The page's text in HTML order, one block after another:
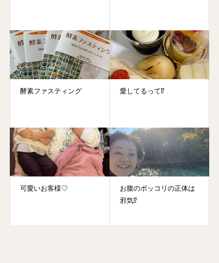
酵素ファスティング 愛してるって⁉️
可愛いお客様♡
お腹のポッコリの正体は
邪気⁉️